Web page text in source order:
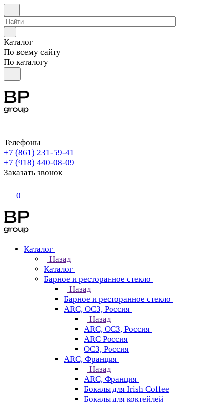
Каталог
По всему сайту
По каталогу
Телефоны
+7 (861) 231-59-41
+7 (918) 440-08-09
Заказать звонок
0
Каталог
Назад
Каталог
Барное и ресторанное стекло
Назад
Барное и ресторанное стекло
ARC, ОСЗ, Россия
Назад
ARC, ОСЗ, Россия
ARC Россия
ОСЗ, Россия
ARC, Франция
Назад
ARC, Франция
Бокалы для Irish Coffee
Бокалы для коктейлей